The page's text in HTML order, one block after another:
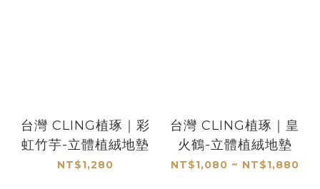
台灣 CLING植琢｜彩
虹竹芋-立體植絨地墊
NT$1,280
台灣 CLING植琢｜皇
火鶴-立體植絨地墊
NT$1,080 ~ NT$1,880